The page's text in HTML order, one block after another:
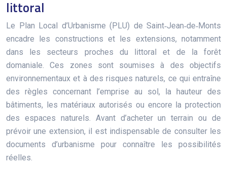
littoral
Le Plan Local d’Urbanisme (PLU) de Saint‑Jean‑de‑Monts
encadre les constructions et les extensions, notamment
dans les secteurs proches du littoral et de la forêt
domaniale. Ces zones sont soumises à des objectifs
environnementaux et à des risques naturels, ce qui entraîne
des règles concernant l’emprise au sol, la hauteur des
bâtiments, les matériaux autorisés ou encore la protection
des espaces naturels. Avant d’acheter un terrain ou de
prévoir une extension, il est indispensable de consulter les
documents d’urbanisme pour connaître les possibilités
réelles.